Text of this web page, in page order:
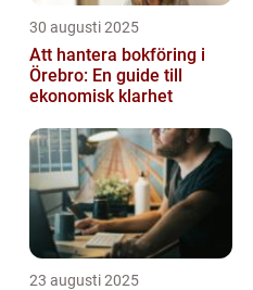
30 augusti 2025
Att hantera bokföring i
Örebro: En guide till
ekonomisk klarhet
23 augusti 2025